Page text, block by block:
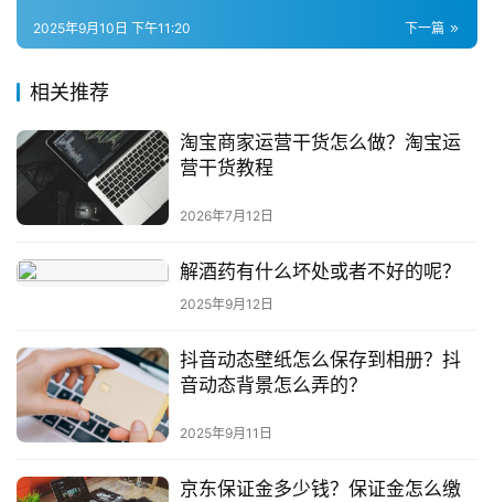
下一篇
2025年9月10日 下午11:20
相关推荐
淘宝商家运营干货怎么做？淘宝运
营干货教程
2026年7月12日
解酒药有什么坏处或者不好的呢？
2025年9月12日
抖音动态壁纸怎么保存到相册？抖
音动态背景怎么弄的？
2025年9月11日
京东保证金多少钱？保证金怎么缴